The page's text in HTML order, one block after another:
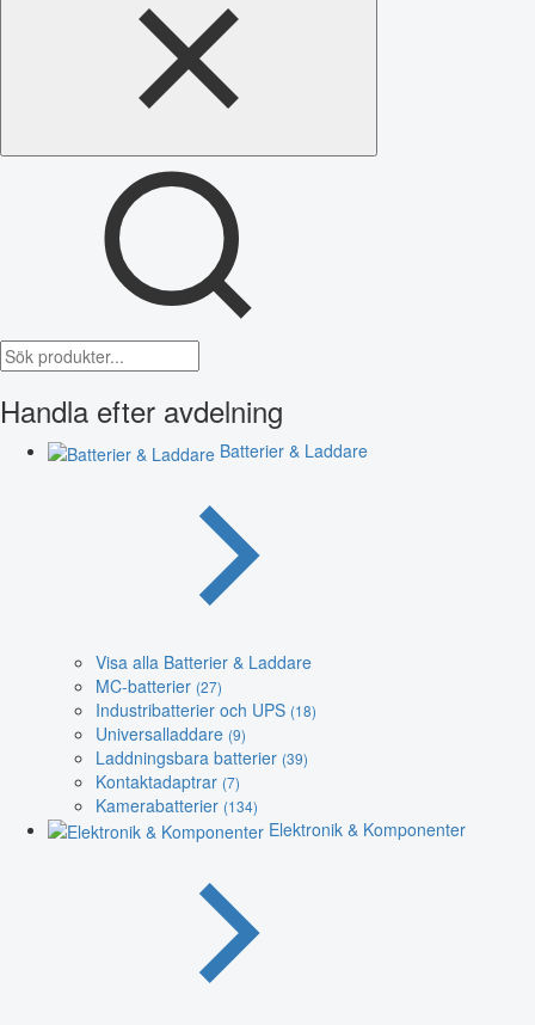
Handla efter avdelning
Batterier & Laddare
Visa alla Batterier & Laddare
MC-batterier (27)
Industribatterier och UPS (18)
Universalladdare (9)
Laddningsbara batterier (39)
Kontaktadaptrar (7)
Kamerabatterier (134)
Elektronik & Komponenter